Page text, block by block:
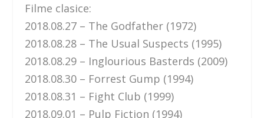
Filme clasice:
2018.08.27 – The Godfather (1972)
2018.08.28 – The Usual Suspects (1995)
2018.08.29 – Inglourious Basterds (2009)
2018.08.30 – Forrest Gump (1994)
2018.08.31 – Fight Club (1999)
2018.09.01 – Pulp Fiction (1994)